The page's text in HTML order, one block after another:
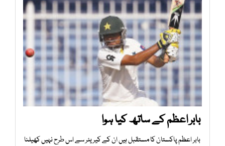
بابر اعظم کے ساتھ کیا ہوا
بابر اعظم پاکستان کا مستقبل ہیں ان کے کیریئر سے اس طرح نہیں کھیلنا